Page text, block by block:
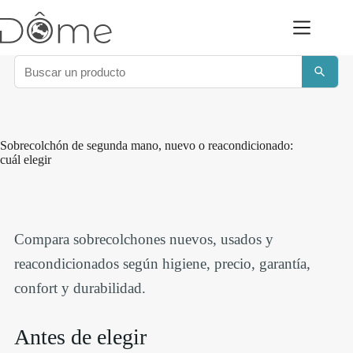
al
contenido
Sobrecolchón de segunda mano, nuevo o reacondicionado:
cuál elegir
Compara sobrecolchones nuevos, usados y
reacondicionados según higiene, precio, garantía,
confort y durabilidad.
Antes de elegir